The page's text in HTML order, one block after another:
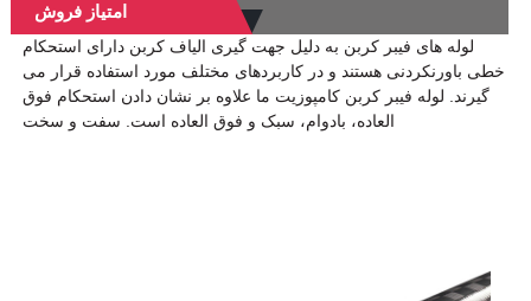
امتیاز فروش
لوله های فیبر کربن به دلیل جهت گیری الیاف کربن دارای استحکام
خطی باورنکردنی هستند و در کاربردهای مختلف مورد استفاده قرار می
گیرند. لوله فیبر کربن کامپوزیت ما علاوه بر نشان دادن استحکام فوق
العاده، بادوام، سبک و فوق العاده است. سفت و سخت